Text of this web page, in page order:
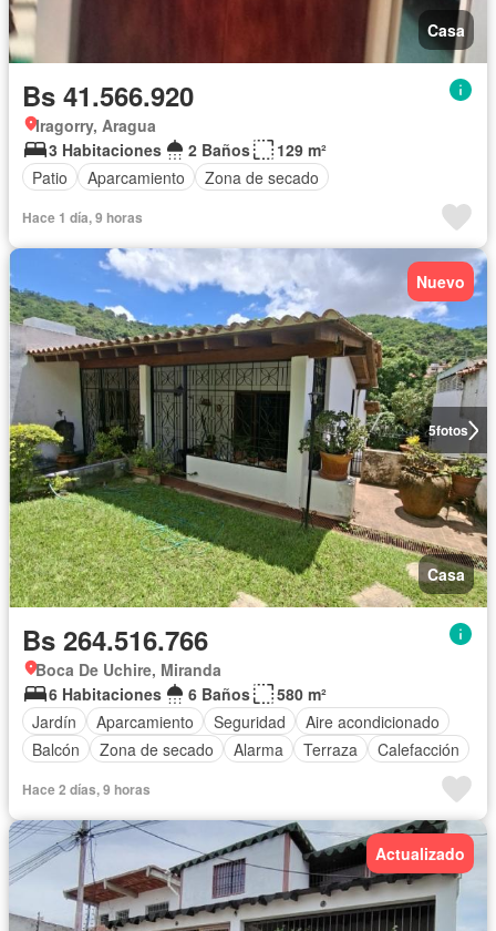
Casa
Bs 41.566.920
Iragorry, Aragua
3 Habitaciones
2 Baños
129 m²
Patio
Aparcamiento Zona de secado
Hace 1 día, 9 horas
5fotos
Nuevo
Casa
Bs 264.516.766
Boca De Uchire, Miranda
6 Habitaciones
6 Baños
580 m²
Jardín
Aparcamiento Seguridad
Aire acondicionado
Balcón
Zona de secado Alarma Terraza Calefacción
Hace 2 días, 9 horas
Actualizado